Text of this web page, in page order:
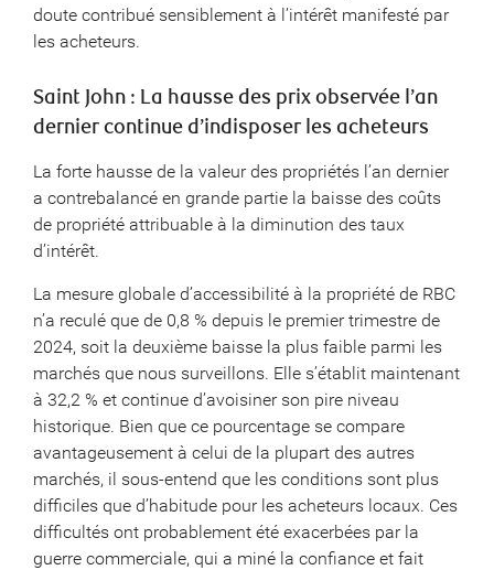
doute contribué sensiblement à l’intérêt manifesté par
les acheteurs.
Saint John : La hausse des prix observée l’an
dernier continue d’indisposer les acheteurs
La forte hausse de la valeur des propriétés l’an dernier
a contrebalancé en grande partie la baisse des coûts
de propriété attribuable à la diminution des taux
d’intérêt.
La mesure globale d’accessibilité à la propriété de RBC
n’a reculé que de 0,8 % depuis le premier trimestre de
2024, soit la deuxième baisse la plus faible parmi les
marchés que nous surveillons. Elle s’établit maintenant
à 32,2 % et continue d’avoisiner son pire niveau
historique. Bien que ce pourcentage se compare
avantageusement à celui de la plupart des autres
marchés, il sous-entend que les conditions sont plus
difficiles que d’habitude pour les acheteurs locaux. Ces
difficultés ont probablement été exacerbées par la
guerre commerciale, qui a miné la confiance et fait